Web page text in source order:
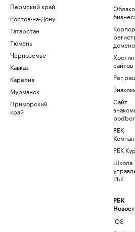
Пермский край
Ростов-на-Дону
Татарстан
Тюмень
Черноземье
Кавказ
Карелия
Мурманск
Приморский
край
сайтов
Сайт
РБК
РБК
Школа
РБК
РБК
iOS